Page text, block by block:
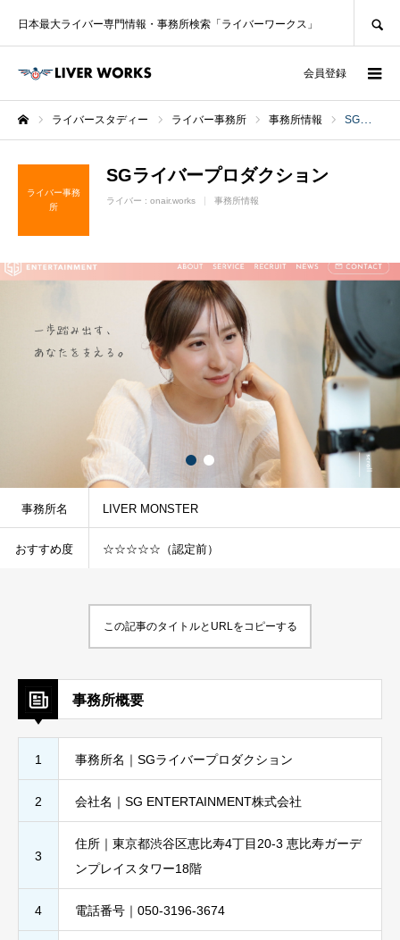
日本最大ライバー専門情報・事務所検索「ライバーワークス」
会員登録
ライバースタディー ライバー事務所 事務所情報 SGライバープロダクション
ライバー事務
所
SGライバープロダクション
ライバー : onair.works 事務所情報
事務所名 LIVER MONSTER
おすすめ度 ☆☆☆☆☆（認定前）
この記事のタイトルとURLをコピーする
事務所概要
1 事務所名｜SGライバープロダクション
2 会社名｜SG ENTERTAINMENT株式会社
3
住所｜東京都渋谷区恵比寿4丁目20-3 恵比寿ガーデ
ンプレイスタワー18階
4 電話番号｜050-3196-3674